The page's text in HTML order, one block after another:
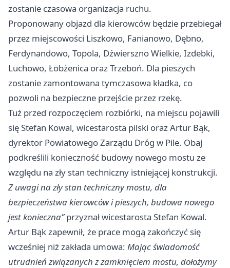
zostanie czasowa organizacja ruchu.
Proponowany objazd dla kierowców będzie przebiegał
przez miejscowości Liszkowo, Fanianowo, Dębno,
Ferdynandowo, Topola, Dźwierszno Wielkie, Izdebki,
Luchowo, Łobżenica oraz Trzeboń. Dla pieszych
zostanie zamontowana tymczasowa kładka, co
pozwoli na bezpieczne przejście przez rzekę.
Tuż przed rozpoczęciem rozbiórki, na miejscu pojawili
się Stefan Kowal, wicestarosta pilski oraz Artur Bąk,
dyrektor Powiatowego Zarządu Dróg w Pile. Obaj
podkreślili konieczność budowy nowego mostu ze
względu na zły stan techniczny istniejącej konstrukcji.
Z uwagi na zły stan techniczny mostu, dla
bezpieczeństwa kierowców i pieszych, budowa nowego
jest konieczna”przyznał wicestarosta Stefan Kowal.
Artur Bąk zapewnił, że prace mogą zakończyć się
wcześniej niż zakłada umowa: Mając świadomość
utrudnień związanych z zamknięciem mostu, dołożymy